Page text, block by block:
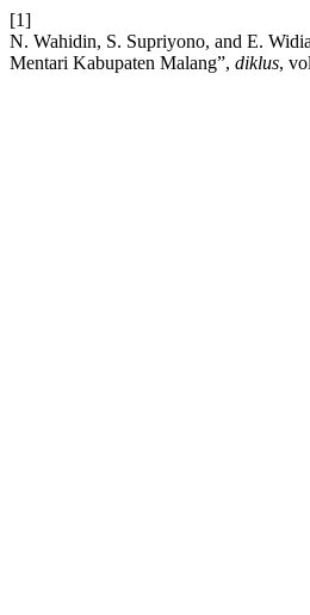
[1]
N. Wahidin, S. Supriyono, and E.
Mentari Kabupaten Malang”, diklus,